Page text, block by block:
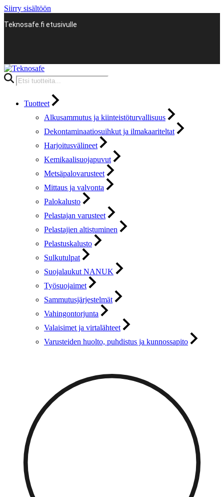
Siirry sisältöön
Teknosafe.fi etusivulle
Products
search
Tuotteet
Alkusammutus ja kiinteistöturvallisuus
Dekontaminaatiosuihkut ja ilmakaariteltat
Harjoitusvälineet
Kemikaalisuojapuvut
Metsäpalovarusteet
Mittaus ja valvonta
Palokalusto
Pelastajan varusteet
Pelastajien altistuminen
Pelastuskalusto
Sulkutulpat
Suojalaukut NANUK
Työsuojaimet
Sammutusjärjestelmät
Vahingontorjunta
Valaisimet ja virtalähteet
Varusteiden huolto, puhdistus ja kunnossapito